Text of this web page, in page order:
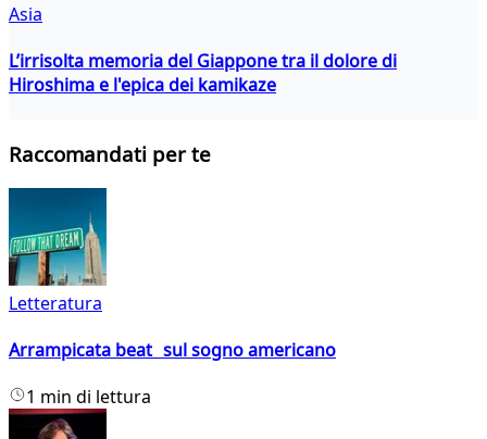
Asia
L’irrisolta memoria del Giappone tra il dolore di
Hiroshima e l'epica dei kamikaze
Raccomandati per te
Letteratura
Arrampicata beat sul sogno americano
1 min di lettura